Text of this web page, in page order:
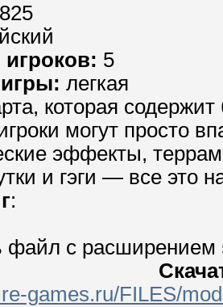
5
легкая
которая
могут просто
эффекты,
и гэги — все это
:
файл с расширением
games.ru/FILES/